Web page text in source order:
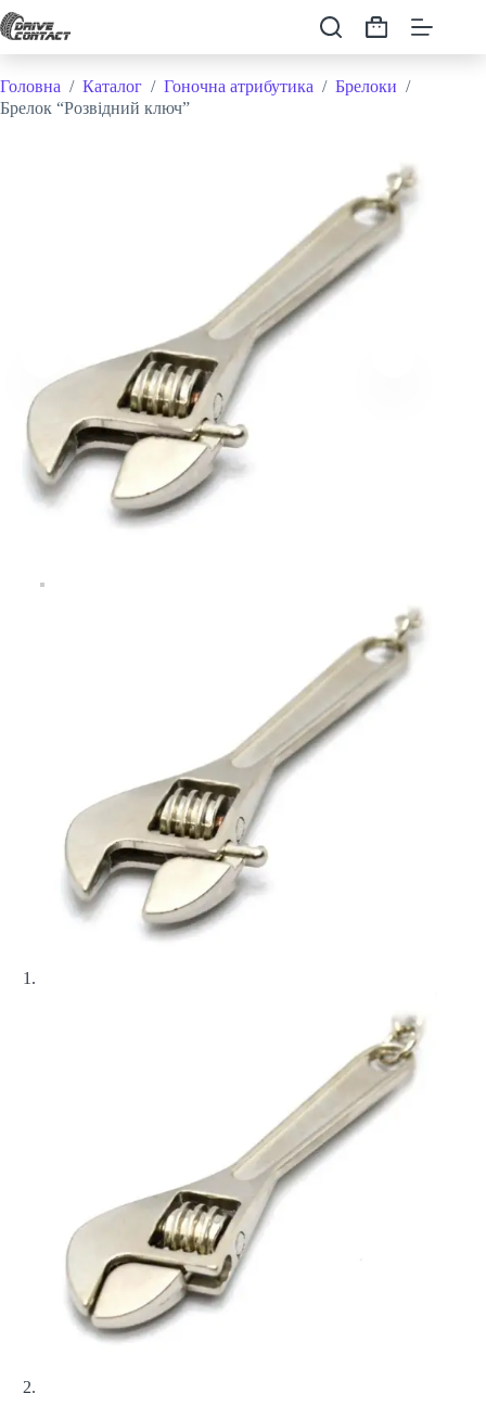
Перейти
до
Кошик
Головна / Каталог / Гоночна атрибутика / Брелоки /
Брелок “Розвідний ключ”